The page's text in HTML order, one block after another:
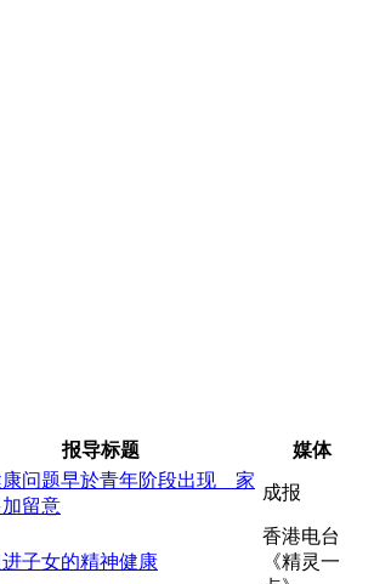
报导标题
媒体
康问题早於青年阶段出现 家
留意
成报
子女的精神健康
香港电台
《精灵一